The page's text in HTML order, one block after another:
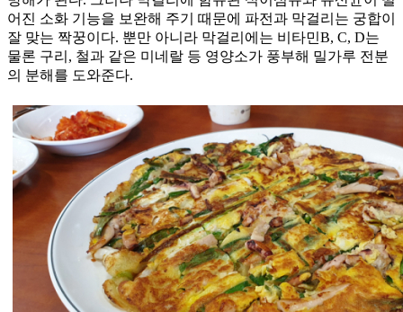
어진 소화 기능을 보완해 주기 때문에 파전과 막걸리는 궁합이
잘 맞는 짝꿍이다. 뿐만 아니라 막걸리에는 비타민B, C, D는
물론 구리, 철과 같은 미네랄 등 영양소가 풍부해 밀가루 전분
의 분해를 도와준다.